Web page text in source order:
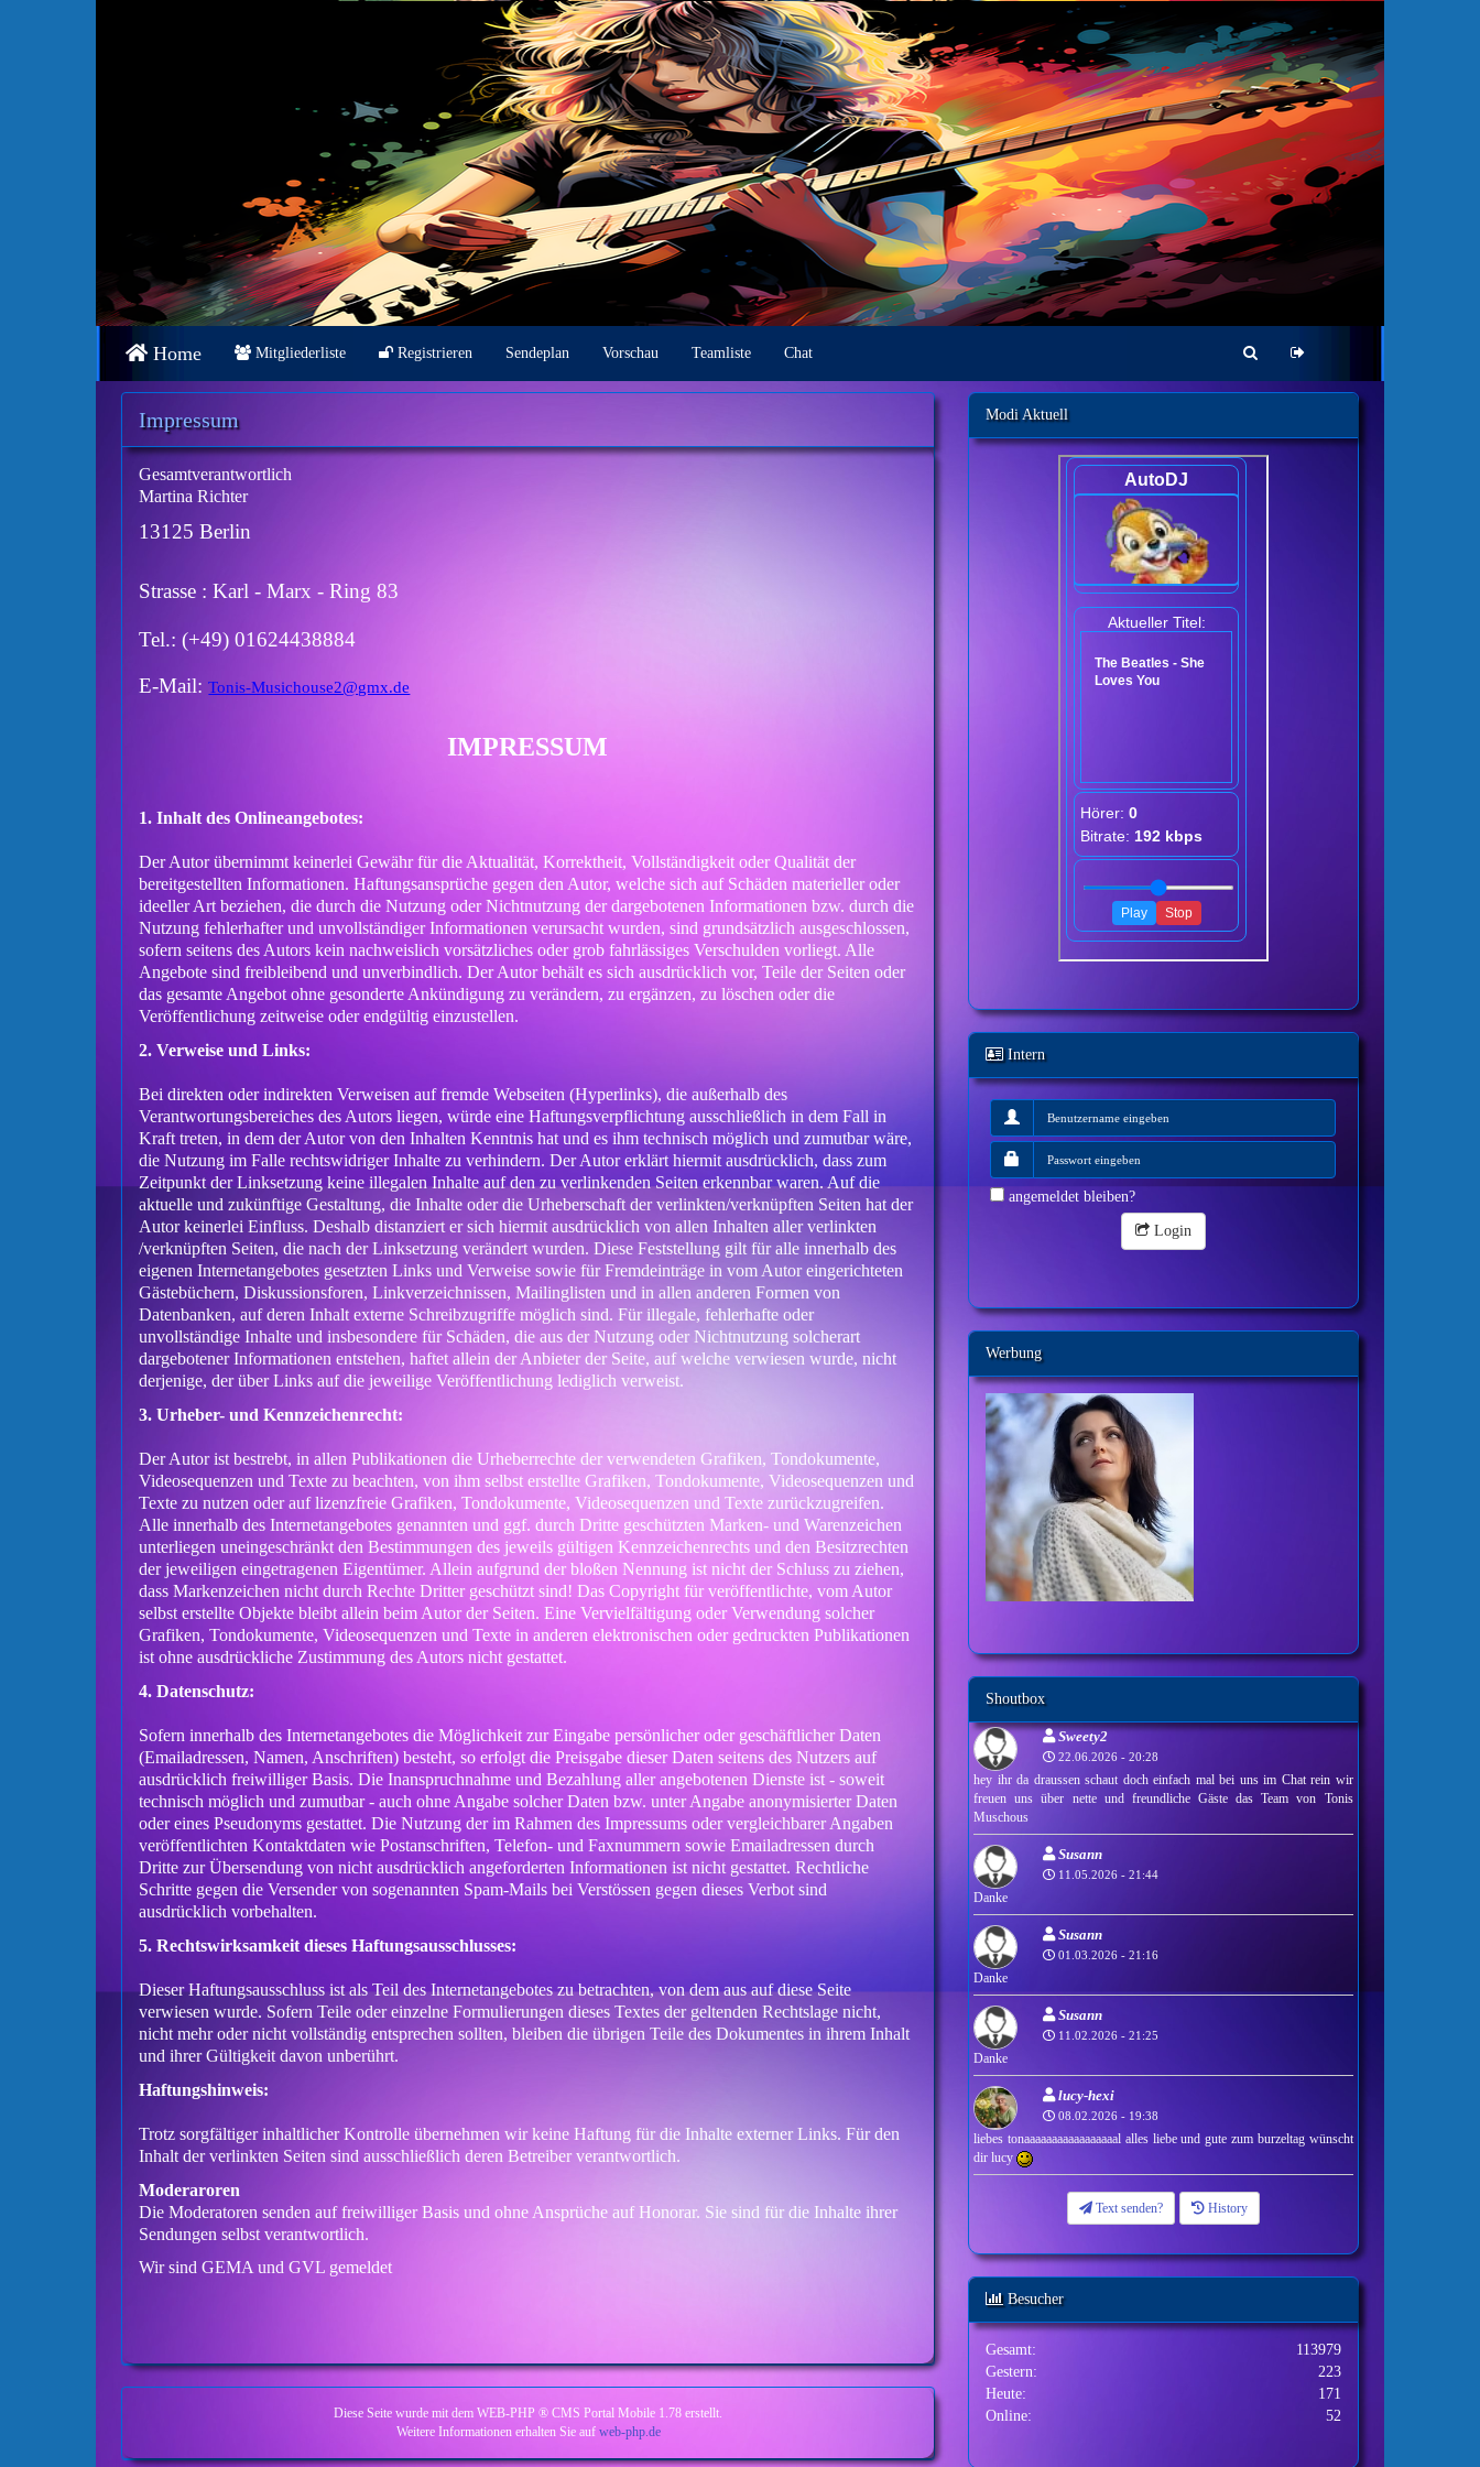
Home Mitgliederliste Registrieren Sendeplan Vorschau Teamliste Chat
Impressum
Gesamtverantwortlich
Martina Richter
13125 Berlin
Strasse : Karl - Marx - Ring 83
Tel.: (+49) 01624438884
E-Mail:Tonis-Musichouse2@gmx.de
IMPRESSUM
1. Inhalt des Onlineangebotes:
Der Autor übernimmt keinerlei Gewähr für die Aktualität, Korrektheit, Vollständigkeit oder Qualität der
bereitgestellten Informationen. Haftungsansprüche gegen den Autor, welche sich auf Schäden materieller oder
ideeller Art beziehen, die durch die Nutzung oder Nichtnutzung der dargebotenen Informationen bzw. durch die
Nutzung fehlerhafter und unvollständiger Informationen verursacht wurden, sind grundsätzlich ausgeschlossen,
sofern seitens des Autors kein nachweislich vorsätzliches oder grob fahrlässiges Verschulden vorliegt. Alle
Angebote sind freibleibend und unverbindlich. Der Autor behält es sich ausdrücklich vor, Teile der Seiten oder
das gesamte Angebot ohne gesonderte Ankündigung zu verändern, zu ergänzen, zu löschen oder die
Veröffentlichung zeitweise oder endgültig einzustellen.
2. Verweise und Links:
Bei direkten oder indirekten Verweisen auf fremde Webseiten (Hyperlinks), die außerhalb des
Verantwortungsbereiches des Autors liegen, würde eine Haftungsverpflichtung ausschließlich in dem Fall in
Kraft treten, in dem der Autor von den Inhalten Kenntnis hat und es ihm technisch möglich und zumutbar wäre,
die Nutzung im Falle rechtswidriger Inhalte zu verhindern. Der Autor erklärt hiermit ausdrücklich, dass zum
Zeitpunkt der Linksetzung keine illegalen Inhalte auf den zu verlinkenden Seiten erkennbar waren. Auf die
aktuelle und zukünftige Gestaltung, die Inhalte oder die Urheberschaft der verlinkten/verknüpften Seiten hat der
Autor keinerlei Einfluss. Deshalb distanziert er sich hiermit ausdrücklich von allen Inhalten aller verlinkten
/verknüpften Seiten, die nach der Linksetzung verändert wurden. Diese Feststellung gilt für alle innerhalb des
eigenen Internetangebotes gesetzten Links und Verweise sowie für Fremdeinträge in vom Autor eingerichteten
Gästebüchern, Diskussionsforen, Linkverzeichnissen, Mailinglisten und in allen anderen Formen von
Datenbanken, auf deren Inhalt externe Schreibzugriffe möglich sind. Für illegale, fehlerhafte oder
unvollständige Inhalte und insbesondere für Schäden, die aus der Nutzung oder Nichtnutzung solcherart
dargebotener Informationen entstehen, haftet allein der Anbieter der Seite, auf welche verwiesen wurde, nicht
derjenige, der über Links auf die jeweilige Veröffentlichung lediglich verweist.
3. Urheber- und Kennzeichenrecht:
Der Autor ist bestrebt, in allen Publikationen die Urheberrechte der verwendeten Grafiken, Tondokumente,
Videosequenzen und Texte zu beachten, von ihm selbst erstellte Grafiken, Tondokumente, Videosequenzen und
Texte zu nutzen oder auf lizenzfreie Grafiken, Tondokumente, Videosequenzen und Texte zurückzugreifen.
Alle innerhalb des Internetangebotes genannten und ggf. durch Dritte geschützten Marken- und Warenzeichen
unterliegen uneingeschränkt den Bestimmungen des jeweils gültigen Kennzeichenrechts und den Besitzrechten
der jeweiligen eingetragenen Eigentümer. Allein aufgrund der bloßen Nennung ist nicht der Schluss zu ziehen,
dass Markenzeichen nicht durch Rechte Dritter geschützt sind! Das Copyright für veröffentlichte, vom Autor
selbst erstellte Objekte bleibt allein beim Autor der Seiten. Eine Vervielfältigung oder Verwendung solcher
Grafiken, Tondokumente, Videosequenzen und Texte in anderen elektronischen oder gedruckten Publikationen
ist ohne ausdrückliche Zustimmung des Autors nicht gestattet.
4. Datenschutz:
Sofern innerhalb des Internetangebotes die Möglichkeit zur Eingabe persönlicher oder geschäftlicher Daten
(Emailadressen, Namen, Anschriften) besteht, so erfolgt die Preisgabe dieser Daten seitens des Nutzers auf
ausdrücklich freiwilliger Basis. Die Inanspruchnahme und Bezahlung aller angebotenen Dienste ist - soweit
technisch möglich und zumutbar - auch ohne Angabe solcher Daten bzw. unter Angabe anonymisierter Daten
oder eines Pseudonyms gestattet. Die Nutzung der im Rahmen des Impressums oder vergleichbarer Angaben
veröffentlichten Kontaktdaten wie Postanschriften, Telefon- und Faxnummern sowie Emailadressen durch
Dritte zur Übersendung von nicht ausdrücklich angeforderten Informationen ist nicht gestattet. Rechtliche
Schritte gegen die Versender von sogenannten Spam-Mails bei Verstössen gegen dieses Verbot sind
ausdrücklich vorbehalten.
5. Rechtswirksamkeit dieses Haftungsausschlusses:
Dieser Haftungsausschluss ist als Teil des Internetangebotes zu betrachten, von dem aus auf diese Seite
verwiesen wurde. Sofern Teile oder einzelne Formulierungen dieses Textes der geltenden Rechtslage nicht,
nicht mehr oder nicht vollständig entsprechen sollten, bleiben die übrigen Teile des Dokumentes in ihrem Inhalt
und ihrer Gültigkeit davon unberührt.
Haftungshinweis:
Trotz sorgfältiger inhaltlicher Kontrolle übernehmen wir keine Haftung für die Inhalte externer Links. Für den
Inhalt der verlinkten Seiten sind ausschließlich deren Betreiber verantwortlich.
Moderaroren
Die Moderatoren senden auf freiwilliger Basis und ohne Ansprüche auf Honorar. Sie sind für die Inhalte ihrer
Sendungen selbst verantwortlich.
Wir sind GEMA und GVL gemeldet
Diese Seite wurde mit dem WEB-PHP ® CMS Portal Mobile 1.78 erstellt.
Weitere Informationen erhalten Sie auf web-php.de
Modi Aktuell
Intern
angemeldet bleiben?
Login
Werbung
Shoutbox
Sweety2
22.06.2026 - 20:28
hey ihr da draussen schaut doch einfach mal bei uns im Chat rein wir
freuen uns über nette und freundliche Gäste das Team von Tonis
Muschous
Susann
11.05.2026 - 21:44
Danke
Susann
01.03.2026 - 21:16
Danke
Susann
11.02.2026 - 21:25
Danke
lucy-hexi
08.02.2026 - 19:38
liebes tonaaaaaaaaaaaaaaaaal alles liebe und gute zum burzeltag wünscht
dir lucy
Text senden? History
Besucher
Gesamt:
113979
Gestern:
223
Heute:
171
Online:
52